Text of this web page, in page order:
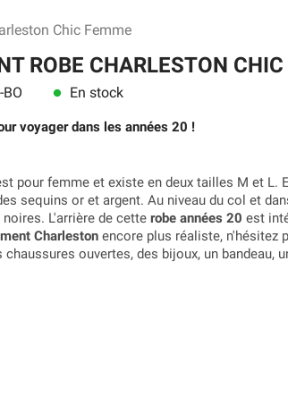
Chic Femme
ROBE CHARLESTON
lens En stock
voyager dans les années 20 !
pour femme et existe en deux tailles M et L.
sequins or et argent. Au niveau du col et
L'arrière de cette robe années 20 est
Charleston encore plus réaliste, n'hésitez
chaussures ouvertes, des bijoux, un bandeau,